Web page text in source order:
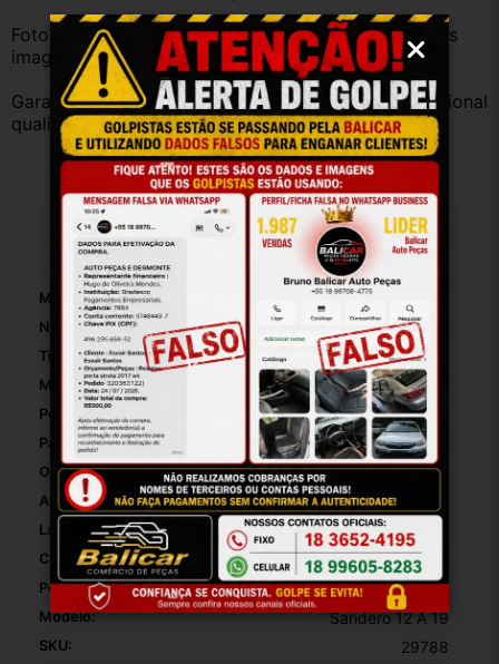
Fotos reais do produto. Peça exatamente igual à das
imagens.
Garantia válida somente com instalação por profissional
qualificado.
Especificações
Marca:
Número De Peça: 599554
Tipo De Veículo: Carro/Caminhonete
Material Da Dobradiça De Porta Para Carro: Ferro
Posição Da Dobradiça De Porta Para Carro: Traseiro Direito
Pasador E Buchas Incluídos: False
Origem: Brasil
Altura Da Embalagem:
Largura Da Embalagem:
Comprimento Da Embalagem:
Peso Da Embalagem: 1000
Modelo: Sandero 12 A 19
SKU: 29788